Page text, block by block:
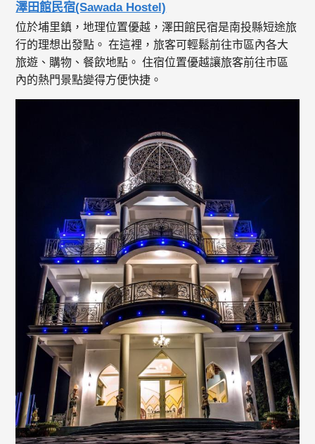
澤田館民宿(Sawada Hostel)
位於埔里鎮，地理位置優越，澤田館民宿是南投縣短途旅
行的理想出發點。 在這裡，旅客可輕鬆前往市區內各大
旅遊、購物、餐飲地點。 住宿位置優越讓旅客前往市區
內的熱門景點變得方便快捷。